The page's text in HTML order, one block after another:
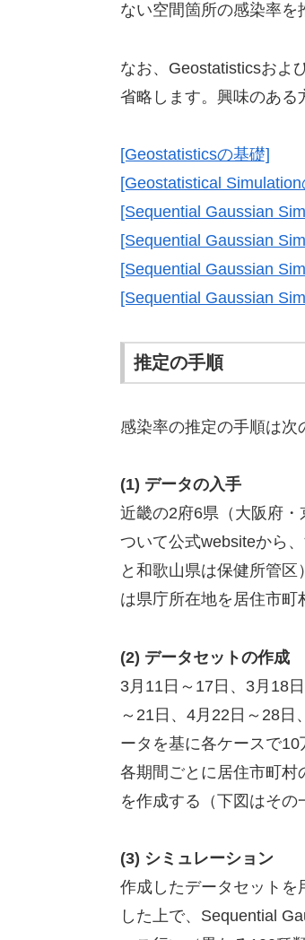
ない空間箇所の感染率を
なお、Geostatisticsおよ
省略します。興味のある
[Geostatisticsの基礎]
[Geostatistical Simulation
[Sequential Gaussian
[Sequential Gaussian
[Sequential Gaussian
[Sequential Gaussian
推定の手順
感染率の推定の手順は次
(1) データの入手
近畿の2府6県（大阪府
ついて公式websiteから
と和歌山県は保健所管
は県庁所在地を居住市町
(2) データセットの作成
3月11日～17日、3月18
～21日、4月22日～28
ータを基に各ケースで10
各期間ごとに居住市町村
を作成する（下図はその
(3) シミュレーション
作成したデータセットを
した上で、Sequential